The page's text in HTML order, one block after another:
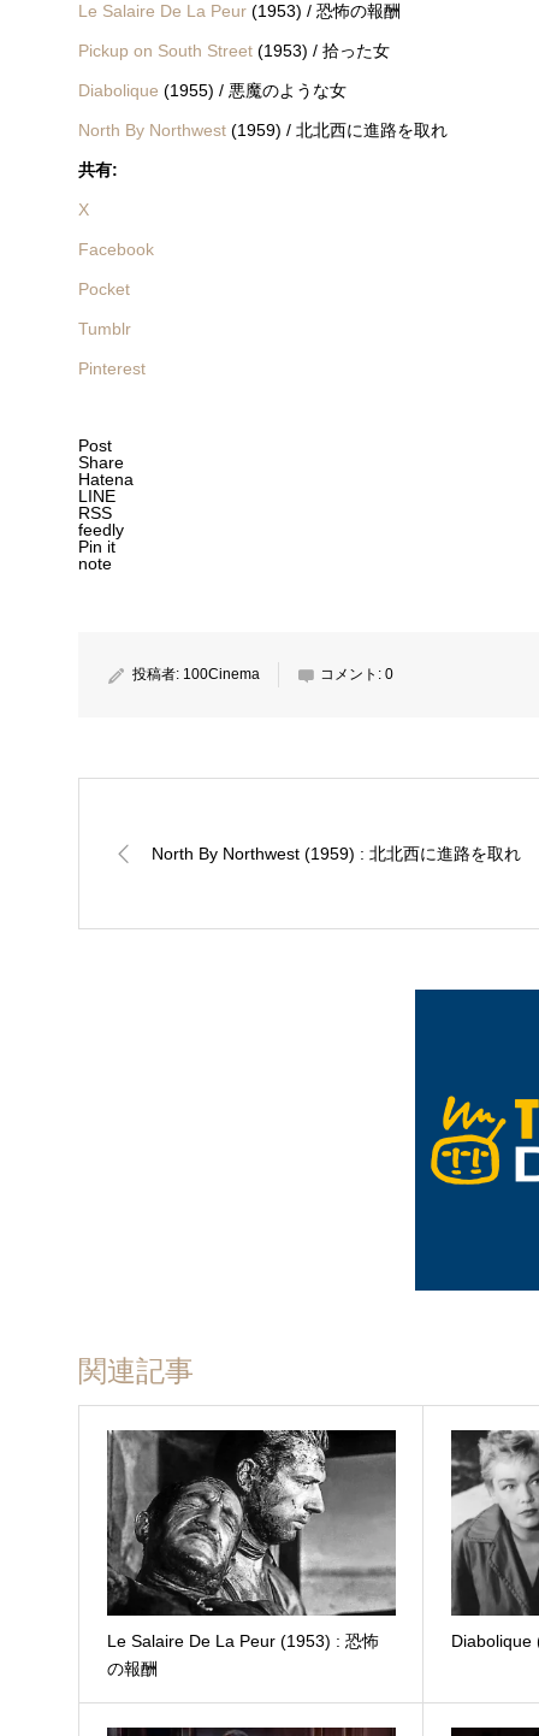
Le Salaire De La Peur (1953) / 恐怖の報酬
Pickup on South Street (1953) / 拾った女
Diabolique (1955) / 悪魔のような女
North By Northwest (1959) / 北北西に進路を取れ
共有:
X
Facebook
Pocket
Tumblr
Pinterest
Post
Share
Hatena
LINE
RSS
feedly
Pin it
note
投稿者: 100Cinema コメント: 0
North By Northwest (1959) : 北北西に進路を取れ
関連記事
Le Salaire De La Peur (1953) : 恐怖
の報酬
Diabolique